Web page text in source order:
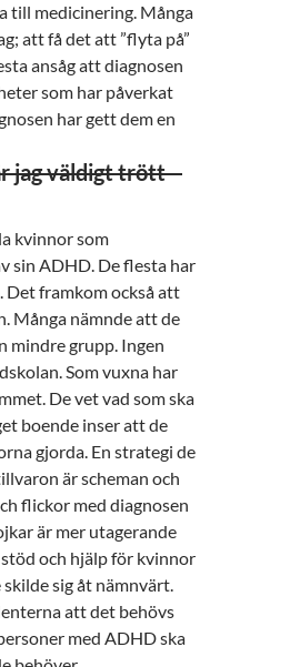
till medicinering. Många
att få det att ”flyta på”
ansåg att diagnosen
som har påverkat
har gett dem en
jag väldigt trött –
kvinnor som
sin ADHD. De flesta har
Det framkom också att
Många nämnde att de
mindre grupp. Ingen
Som vuxna har
De vet vad som ska
boende inser att de
gjorda. En strategi de
är scheman och
flickor med diagnosen
är mer utagerande
och hjälp för kvinnor
sig åt nämnvärt.
att det behövs
med ADHD ska